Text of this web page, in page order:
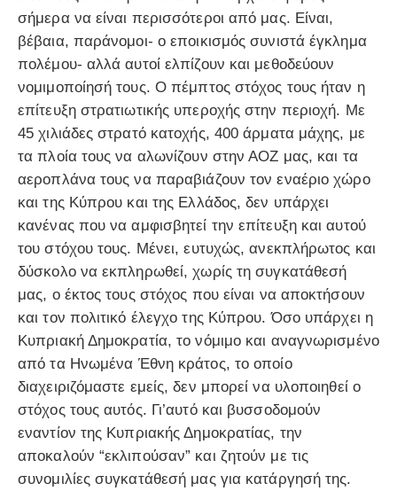
σήμερα να είναι περισσότεροι από μας. Είναι,
βέβαια, παράνομοι- ο εποικισμός συνιστά έγκλημα
πολέμου- αλλά αυτοί ελπίζουν και μεθοδεύουν
νομιμοποίησή τους. Ο πέμπτος στόχος τους ήταν η
επίτευξη στρατιωτικής υπεροχής στην περιοχή. Με
45 χιλιάδες στρατό κατοχής, 400 άρματα μάχης, με
τα πλοία τους να αλωνίζουν στην ΑΟΖ μας, και τα
αεροπλάνα τους να παραβιάζουν τον εναέριο χώρο
και της Κύπρου και της Ελλάδος, δεν υπάρχει
κανένας που να αμφισβητεί την επίτευξη και αυτού
του στόχου τους. Μένει, ευτυχώς, ανεκπλήρωτος και
δύσκολο να εκπληρωθεί, χωρίς τη συγκατάθεσή
μας, ο έκτος τους στόχος που είναι να αποκτήσουν
και τον πολιτικό έλεγχο της Κύπρου. Όσο υπάρχει η
Κυπριακή Δημοκρατία, το νόμιμο και αναγνωρισμένο
από τα Ηνωμένα Έθνη κράτος, το οποίο
διαχειριζόμαστε εμείς, δεν μπορεί να υλοποιηθεί ο
στόχος τους αυτός. Γι’αυτό και βυσσοδομούν
εναντίον της Κυπριακής Δημοκρατίας, την
αποκαλούν “εκλιπούσαν” και ζητούν με τις
συνομιλίες συγκατάθεσή μας για κατάργησή της.